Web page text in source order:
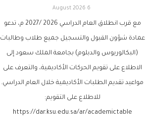
6 August 2026
مع قرب انطلاق العام الدراسي 2026 /2027 م، تدعو
عمادة شؤون القبول والتسجيل جميع طلاب وطالبات
(البكالوريوس والدبلوم) بجامعة الملك سعود إلى
الاطلاع على تقويم الحركات الأكاديمية، والتعرف على
مواعيد تقديم الطلبات الأكاديمية خلال العام الدراسي.
للاطلاع على التقويم:
https://dar.ksu.edu.sa/ar/academictable